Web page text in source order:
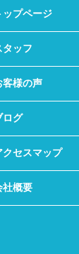
ップページ
タッフ
客様の声
ログ
クセスマップ
社概要